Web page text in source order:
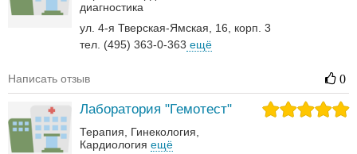
диагностика
ул. 4-я Тверская-Ямская, 16, корп. 3
тел. (495) 363-0-363 ещё
Написать отзыв 0
Лаборатория "Гемотест"
Терапия
Гинекология
Кардиология ещё